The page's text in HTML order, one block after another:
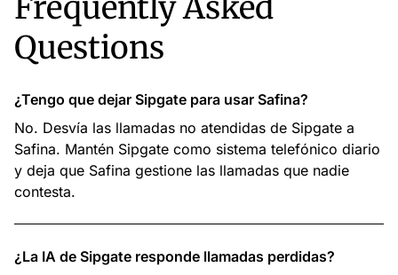
Questions
¿Tengo que dejar Sipgate para usar Safina?
No. Desvía las llamadas no atendidas de Sipgate a
Safina. Mantén Sipgate como sistema telefónico diario
y deja que Safina gestione las llamadas que nadie
contesta.
¿La IA de Sipgate responde llamadas perdidas?